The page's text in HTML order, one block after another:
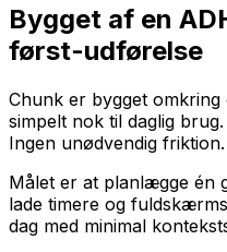
Bygget af en
først-udførelse
Chunk er bygget
simpelt nok til daglig
Ingen unødvendig friktion.
Målet er at planlægge én
lade timere og
dag med minimal